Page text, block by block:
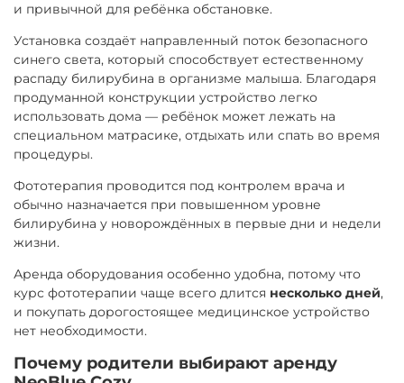
и привычной для ребёнка обстановке.
Установка создаёт направленный поток безопасного
синего света, который способствует естественному
распаду билирубина в организме малыша. Благодаря
продуманной конструкции устройство легко
использовать дома — ребёнок может лежать на
специальном матрасике, отдыхать или спать во время
процедуры.
Фототерапия проводится под контролем врача и
обычно назначается при повышенном уровне
билирубина у новорождённых в первые дни и недели
жизни.
Аренда оборудования особенно удобна, потому что
курс фототерапии чаще всего длится несколько дней,
и покупать дорогостоящее медицинское устройство
нет необходимости.
Почему родители выбирают аренду